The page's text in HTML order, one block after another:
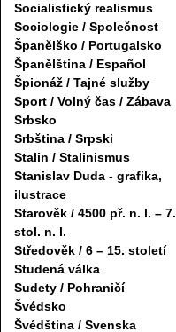
Socialistický realismus
Sociologie / Společnost
Španělško / Portugalsko
Španělština / Español
Špionáž / Tajné služby
Sport / Volný čas / Zábava
Srbsko
Srbština / Srpski
Stalin / Stalinismus
Stanislav Duda - grafika,
ilustrace
Starověk / 4500 př. n. l. – 7.
stol. n. l.
Středověk / 6 – 15. století
Studená válka
Sudety / Pohraničí
Švédsko
Švédština / Svenska